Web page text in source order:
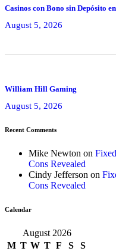
Casinos con Bono sin Depósito
August 5, 2026
William Hill Gaming
August 5, 2026
Recent Comments
Mike Newton on
Cons Revealed
Cindy Jefferson on
Cons Revealed
Calendar
August 2026
M T W T F S
S